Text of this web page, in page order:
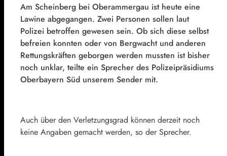
Am Scheinberg bei Oberammergau ist heute eine
Lawine abgegangen. Zwei Personen sollen laut
Polizei betroffen gewesen sein. Ob sich diese selbst
befreien konnten oder von Bergwacht und anderen
Rettungskräften geborgen werden mussten ist bisher
noch unklar, teilte ein Sprecher des Polizeipräsidiums
Oberbayern Süd unserem Sender mit.
Auch über den Verletzungsgrad können derzeit noch
keine Angaben gemacht werden, so der Sprecher.